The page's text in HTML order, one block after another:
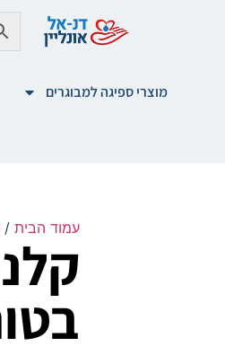
מוצרי ספיגה למבוגרים
עמוד הבית /